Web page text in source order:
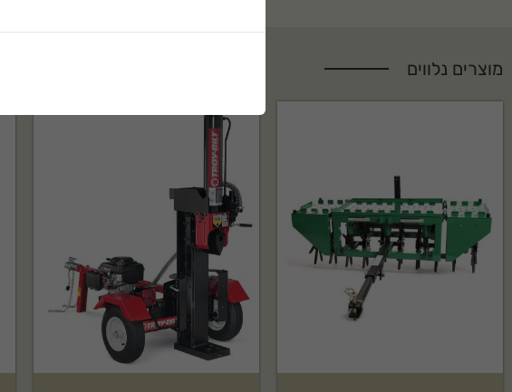
מסור הקשת מבטיח לכם עבודה נוחה, בטוחה ויעילה בכל משימה בגינה או בחווה
מוצרים נלווים